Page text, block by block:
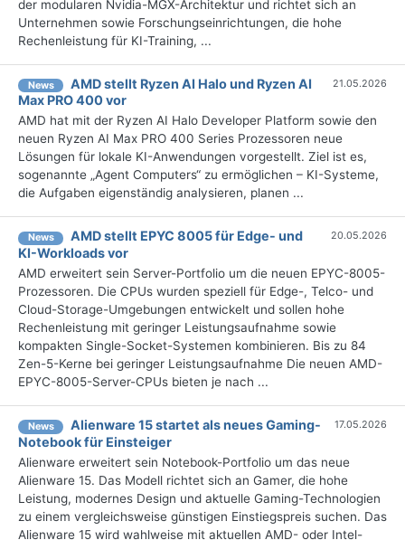
der modularen Nvidia-MGX-Architektur und richtet sich an
Unternehmen sowie Forschungseinrichtungen, die hohe
Rechenleistung für KI-Training, ...
News
AMD stellt Ryzen AI Halo und Ryzen AI
Max PRO 400 vor
21.05.2026
AMD hat mit der Ryzen AI Halo Developer Platform sowie den
neuen Ryzen AI Max PRO 400 Series Prozessoren neue
Lösungen für lokale KI-Anwendungen vorgestellt. Ziel ist es,
sogenannte „Agent Computers“ zu ermöglichen – KI-Systeme,
die Aufgaben eigenständig analysieren, planen ...
News
AMD stellt EPYC 8005 für Edge- und
KI-Workloads vor
20.05.2026
AMD erweitert sein Server-Portfolio um die neuen EPYC-8005-
Prozessoren. Die CPUs wurden speziell für Edge-, Telco- und
Cloud-Storage-Umgebungen entwickelt und sollen hohe
Rechenleistung mit geringer Leistungsaufnahme sowie
kompakten Single-Socket-Systemen kombinieren. Bis zu 84
Zen-5-Kerne bei geringer Leistungsaufnahme Die neuen AMD-
EPYC-8005-Server-CPUs bieten je nach ...
News
Alienware 15 startet als neues Gaming-
Notebook für Einsteiger
17.05.2026
Alienware erweitert sein Notebook-Portfolio um das neue
Alienware 15. Das Modell richtet sich an Gamer, die hohe
Leistung, modernes Design und aktuelle Gaming-Technologien
zu einem vergleichsweise günstigen Einstiegspreis suchen. Das
Alienware 15 wird wahlweise mit aktuellen AMD- oder Intel-